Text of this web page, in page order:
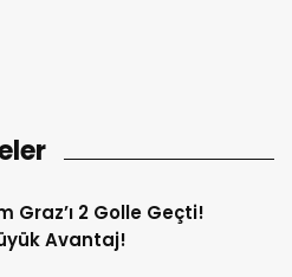
Graz’ı 2 Golle Geçti!
Avantaj!